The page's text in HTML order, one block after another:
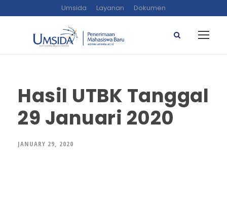
Umsida Layanan Dokumen
Hasil UTBK Tanggal
29 Januari 2020
JANUARY 29, 2020